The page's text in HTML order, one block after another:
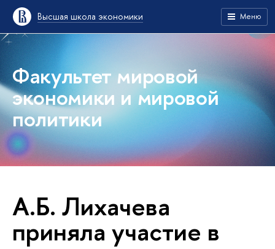
Высшая школа экономики Меню
Факультет мировой
экономики и мировой
политики
А.Б. Лихачева
приняла участие в